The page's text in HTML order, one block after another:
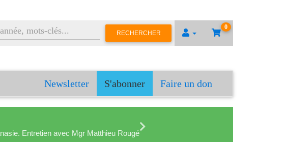
0
RECHERCHER
Newsletter S'abonner Faire un don
Entretien avec Mgr Matthieu Rougé